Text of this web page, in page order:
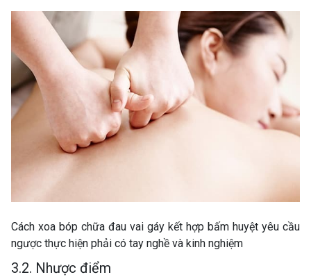
Cách xoa bóp chữa đau vai gáy kết hợp bấm huyệt yêu cầu
ngược thực hiện phải có tay nghề và kinh nghiệm
3.2. Nhược điểm